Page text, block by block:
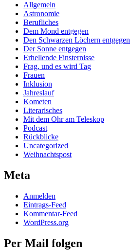
Allgemein
Astronomie
Berufliches
Dem Mond entgegen
Den Schwarzen Löchern entgegen
Der Sonne entgegen
Erhellende Finsternisse
Frag, und es wird Tag
Frauen
Inklusion
Jahreslauf
Kometen
Literarisches
Mit dem Ohr am Teleskop
Podcast
Rückblicke
Uncategorized
Weihnachtspost
Meta
Anmelden
Eintrags-Feed
Kommentar-Feed
WordPress.org
Per Mail folgen